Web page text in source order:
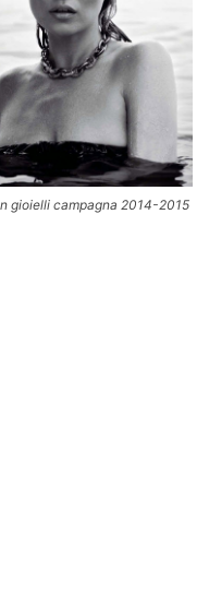
gioielli campagna 2014-2015